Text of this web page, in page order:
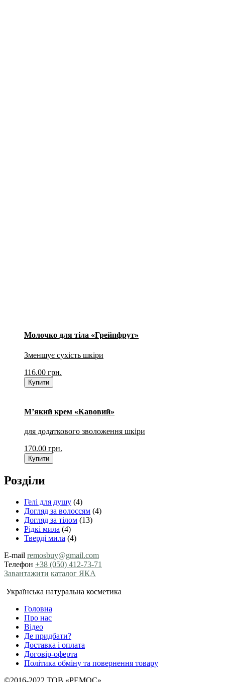
Молочко для тіла «Грейпфрут»
Зменшує сухість шкіри
116.00 грн.
Купити
М’який крем «Кавовий»
для додаткового зволоження шкіри
170.00 грн.
Купити
Розділи
Гелі для душу (4)
Догляд за волоссям (4)
Догляд за тілом (13)
Рідкі мила (4)
Тверді мила (4)
E-mail remosbuy@gmail.com
Телефон +38 (050) 412-73-71
Завантажити каталог ЯКА
Українська натуральна косметика
Головна
Про нас
Відео
Де придбати?
Доставка і оплата
Договір-оферта
Політика обміну та повернення товару
©2016-2022 ТОВ «РЕМОС»